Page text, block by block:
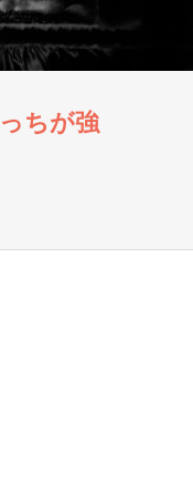
ちが強